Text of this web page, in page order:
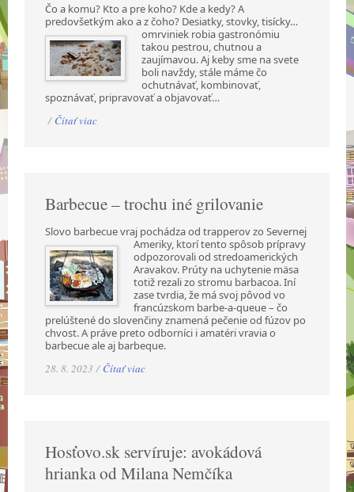
Čo a komu? Kto a pre koho? Kde a kedy? A
predovšetkým ako a z čoho? Desiatky, stovky,tisícky…
omrviniek robia gastronómiu
takou pestrou, chutnou a
zaujímavou. Aj keby sme na svete
boli navždy, stále máme čo
ochutnávať, kombinovať,
spoznávať, pripravovať a objavovať…
/ Čítať viac
Barbecue – trochu iné grilovanie
Slovo barbecue vraj pochádza od trapperov zo Severnej
Ameriky, ktorí tento spôsob prípravy
odpozorovali od stredoamerických
Aravakov. Prúty na uchytenie mäsa
totiž rezali zo stromu barbacoa. Iní
zase tvrdia, že má svoj pôvod vo
francúzskom barbe-a-queue – čo
prelúštené do slovenčiny znamená pečenie od fúzov po
chvost. A práve preto odborníci i amatéri vravia o
barbecue ale aj barbeque.
28. 8. 2023 / Čítať viac
Hosťovo.sk servíruje: avokádová
hrianka od Milana Nemčíka